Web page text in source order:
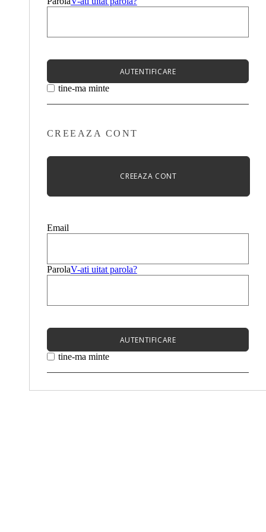
AUTENTIFICARE
tine-ma minte
CREEAZA CONT
CREEAZA CONT
Email
ParolaV-ati uitat parola?
AUTENTIFICARE
tine-ma minte